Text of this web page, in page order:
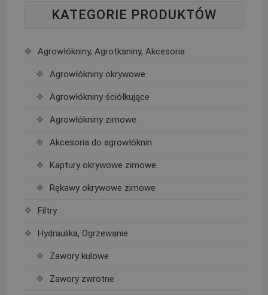
KATEGORIE PRODUKTÓW
Agrowłókniny, Agrotkaniny, Akcesoria
Agrowłókniny okrywowe
Agrowłókniny ściółkujące
Agrowłókniny zimowe
Akcesoria do agrowłóknin
Kaptury okrywowe zimowe
Rękawy okrywowe zimowe
Filtry
Hydraulika, Ogrzewanie
Zawory kulowe
Zawory zwrotne